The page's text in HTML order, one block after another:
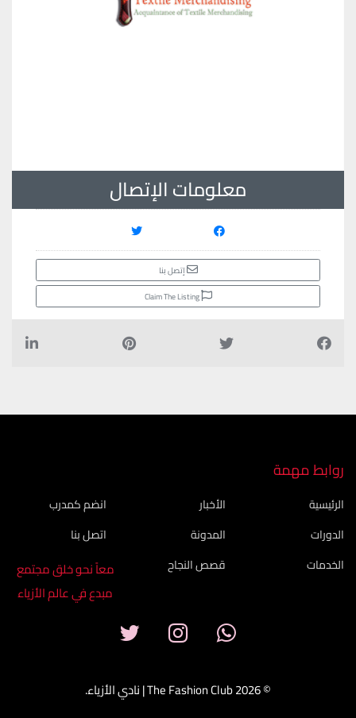
معلومات الإتصال
إتصل بنا
Claim The Listing
روابط مهمة
الرئيسية
الدورات
الخدمات
الأخبار
المدونة
قصص النجاح
انضم كمدرب
اتصل بنا
معاً نحو خلق مجتمع
مبدع في عالم الأزياء
© 2026 The Fashion Club | نادي الأزياء.